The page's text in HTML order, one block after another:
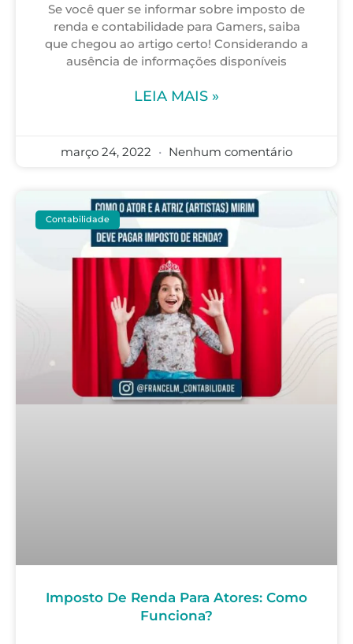
Se você quer se informar sobre imposto de
renda e contabilidade para Gamers, saiba
que chegou ao artigo certo! Considerando a
ausência de informações disponíveis
LEIA MAIS »
março 24, 2022 Nenhum comentário
Contabilidade
Imposto De Renda Para Atores: Como
Funciona?